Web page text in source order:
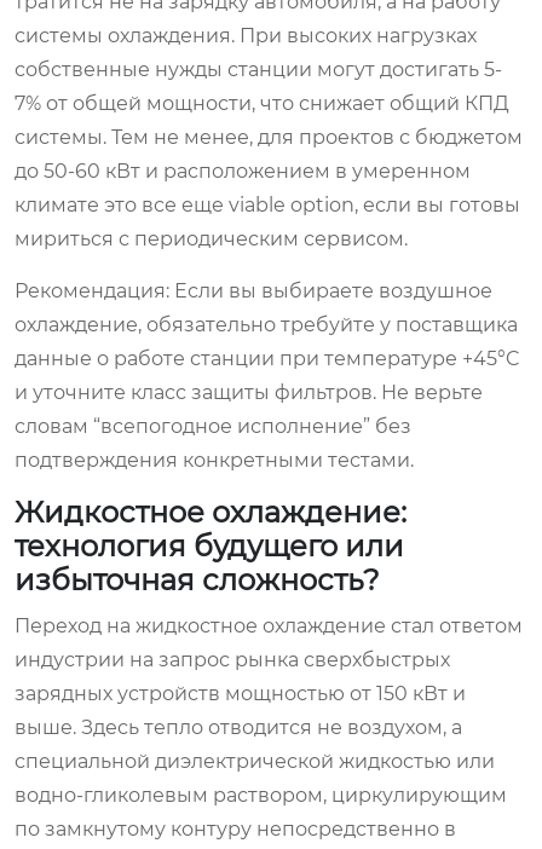
системы охлаждения. При высоких нагрузках
собственные нужды станции могут достигать 5-
7% от общей мощности, что снижает общий КПД
системы. Тем не менее, для проектов с бюджетом
до 50-60 кВт и расположением в умеренном
климате это все еще viable option, если вы готовы
мириться с периодическим сервисом.
Рекомендация: Если вы выбираете воздушное
охлаждение, обязательно требуйте у поставщика
данные о работе станции при температуре +45°C
и уточните класс защиты фильтров. Не верьте
словам “всепогодное исполнение” без
подтверждения конкретными тестами.
Жидкостное охлаждение:
технология будущего или
избыточная сложность?
Переход на жидкостное охлаждение стал ответом
индустрии на запрос рынка сверхбыстрых
зарядных устройств мощностью от 150 кВт и
выше. Здесь тепло отводится не воздухом, а
специальной диэлектрической жидкостью или
водно-гликолевым раствором, циркулирующим
по замкнутому контуру непосредственно в